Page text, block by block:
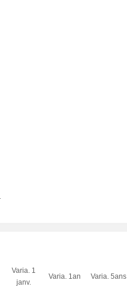
Varia. 1
janv.
Varia. 1an Varia. 5ans